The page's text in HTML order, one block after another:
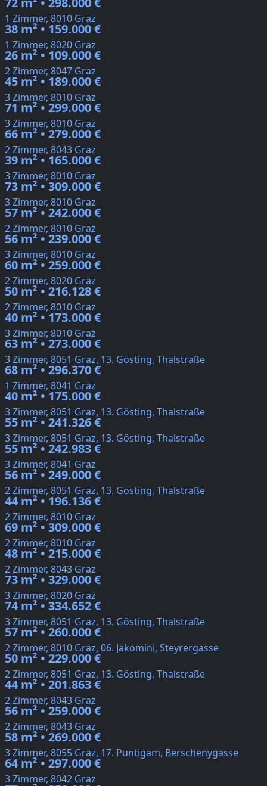
1 Zimmer, 8010 Graz
38 m² • 159.000 €
1 Zimmer, 8020 Graz
26 m² • 109.000 €
2 Zimmer, 8047 Graz
45 m² • 189.000 €
3 Zimmer, 8010 Graz
71 m² • 299.000 €
3 Zimmer, 8010 Graz
66 m² • 279.000 €
2 Zimmer, 8043 Graz
39 m² • 165.000 €
3 Zimmer, 8010 Graz
73 m² • 309.000 €
3 Zimmer, 8010 Graz
57 m² • 242.000 €
2 Zimmer, 8010 Graz
56 m² • 239.000 €
3 Zimmer, 8010 Graz
60 m² • 259.000 €
2 Zimmer, 8020 Graz
50 m² • 216.128 €
2 Zimmer, 8010 Graz
40 m² • 173.000 €
3 Zimmer, 8010 Graz
63 m² • 273.000 €
3 Zimmer, 8051 Graz, 13. Gösting, Thalstraße
68 m² • 296.370 €
1 Zimmer, 8041 Graz
40 m² • 175.000 €
3 Zimmer, 8051 Graz, 13. Gösting, Thalstraße
55 m² • 241.326 €
3 Zimmer, 8051 Graz, 13. Gösting, Thalstraße
55 m² • 242.983 €
3 Zimmer, 8041 Graz
56 m² • 249.000 €
2 Zimmer, 8051 Graz, 13. Gösting, Thalstraße
44 m² • 196.136 €
2 Zimmer, 8010 Graz
69 m² • 309.000 €
2 Zimmer, 8010 Graz
48 m² • 215.000 €
2 Zimmer, 8043 Graz
73 m² • 329.000 €
3 Zimmer, 8020 Graz
74 m² • 334.652 €
3 Zimmer, 8051 Graz, 13. Gösting, Thalstraße
57 m² • 260.000 €
2 Zimmer, 8010 Graz, 06. Jakomini, Steyrergasse
50 m² • 229.000 €
2 Zimmer, 8051 Graz, 13. Gösting, Thalstraße
44 m² • 201.863 €
2 Zimmer, 8043 Graz
56 m² • 259.000 €
2 Zimmer, 8043 Graz
58 m² • 269.000 €
3 Zimmer, 8055 Graz, 17. Puntigam, Berschenygasse
64 m² • 297.000 €
3 Zimmer, 8042 Graz